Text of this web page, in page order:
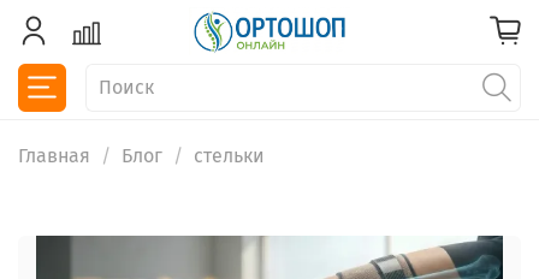
Главная Блог стельки